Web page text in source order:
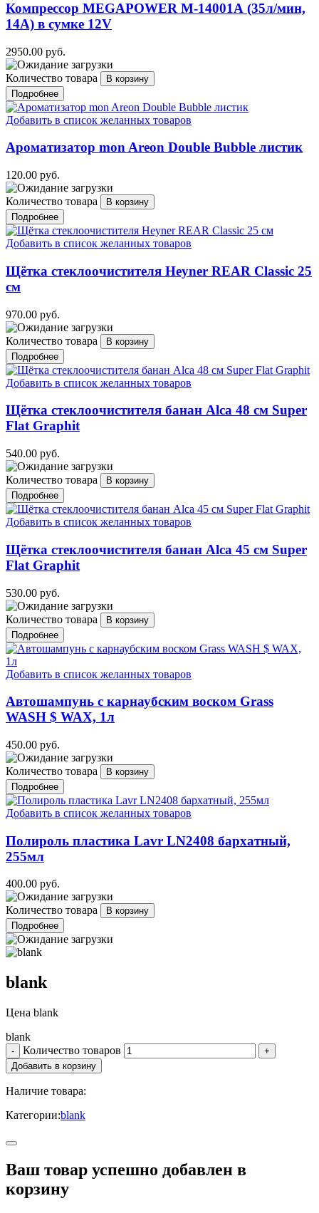
Компрессор MEGAPOWER M-14001А (35л/мин,
14А) в сумке 12V
2950.00 руб.
Количество товара
Подробнее
Добавить в список желанных товаров
Ароматизатор mon Areon Double Bubble листик
120.00 руб.
Количество товара
Подробнее
Добавить в список желанных товаров
Щётка стеклоочистителя Heyner REAR Classic 25
см
970.00 руб.
Количество товара
Подробнее
Добавить в список желанных товаров
Щётка стеклоочистителя банан Alca 48 см Super
Flat Graphit
540.00 руб.
Количество товара
Подробнее
Добавить в список желанных товаров
Щётка стеклоочистителя банан Alca 45 см Super
Flat Graphit
530.00 руб.
Количество товара
Подробнее
Добавить в список желанных товаров
Автошампунь с карнаубским воском Grass
WASH $ WAX, 1л
450.00 руб.
Количество товара
Подробнее
Добавить в список желанных товаров
Полироль пластика Lavr LN2408 бархатный,
255мл
400.00 руб.
Количество товара
Подробнее
blank
Цена blank
blank
Количество товаров
Наличие товара:
Категории:blank
Ваш товар успешно добавлен в
корзину